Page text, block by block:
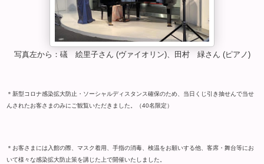
写真左から：礒 絵里子さん (ヴァイオリン)、田村 緑さん (ピアノ)
＊新型コロナ感染拡大防止・ソーシャルディスタンス確保のため、当日くじ引き抽せんで当せ
んされたお客さまのみにご観覧いただきました。（40名限定）
＊お客さまには入館の際、マスク着用、手指の消毒、検温をお願いする他、客席・舞台等にお
いて様々な感染拡大防止策を講じた上で開催いたしました。